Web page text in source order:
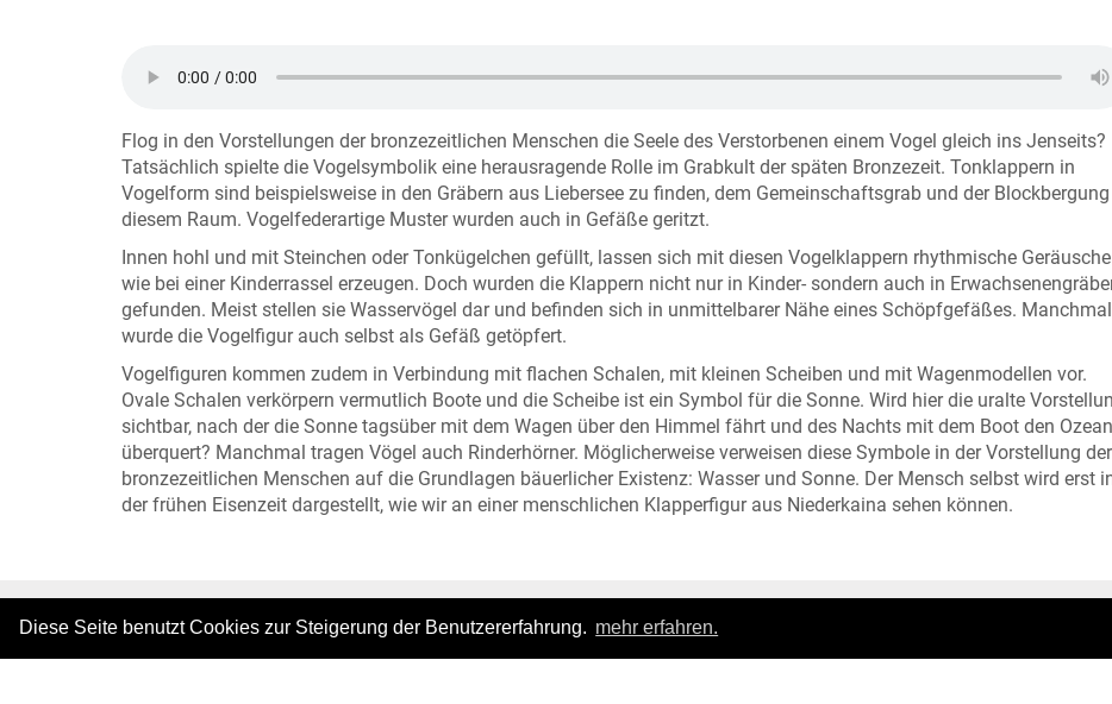
Diese Seite benutzt Cookies zur Steigerung der Benutzererfahrung. mehr erfahren.
Flog in den Vorstellungen der bronzezeitlichen Menschen die Seele des Verstorbenen einem Vogel gleich ins Jenseits?
Tatsächlich spielte die Vogelsymbolik eine herausragende Rolle im Grabkult der späten Bronzezeit. Tonklappern in
Vogelform sind beispielsweise in den Gräbern aus Liebersee zu finden, dem Gemeinschaftsgrab und der
diesem Raum. Vogelfederartige Muster wurden auch in Gefäße geritzt.
Innen hohl und mit Steinchen oder Tonkügelchen gefüllt, lassen sich mit diesen Vogelklappern rhythmische Geräusche
wie bei einer Kinderrassel erzeugen. Doch wurden die Klappern nicht nur in Kinder- sondern auch in
gefunden. Meist stellen sie Wasservögel dar und befinden sich in unmittelbarer Nähe eines Schöpfgefäßes. Manchmal
wurde die Vogelfigur auch selbst als Gefäß getöpfert.
Vogelfiguren kommen zudem in Verbindung mit flachen Schalen, mit kleinen Scheiben und mit Wagenmodellen vor.
Ovale Schalen verkörpern vermutlich Boote und die Scheibe ist ein Symbol für die Sonne. Wird hier die uralte
sichtbar, nach der die Sonne tagsüber mit dem Wagen über den Himmel fährt und des Nachts mit dem Boot den Ozean
überquert? Manchmal tragen Vögel auch Rinderhörner. Möglicherweise verweisen diese Symbole in der Vorstellung der
bronzezeitlichen Menschen auf die Grundlagen bäuerlicher Existenz: Wasser und Sonne. Der Mensch selbst wird erst
der frühen Eisenzeit dargestellt, wie wir an einer menschlichen Klapperfigur aus Niederkaina sehen können.